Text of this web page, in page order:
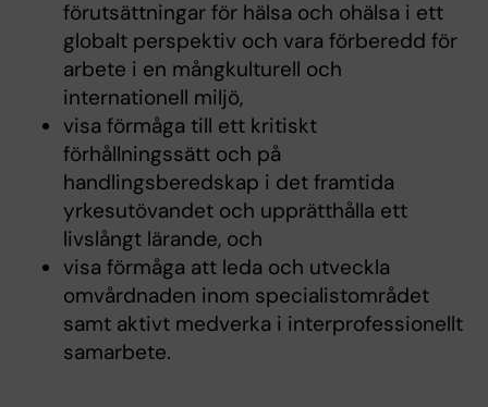
förutsättningar för hälsa och ohälsa i ett
globalt perspektiv och vara förberedd för
arbete i en mångkulturell och
internationell miljö,
visa förmåga till ett kritiskt
förhållningssätt och på
handlingsberedskap i det framtida
yrkesutövandet och upprätthålla ett
livslångt lärande, och
visa förmåga att leda och utveckla
omvårdnaden inom specialistområdet
samt aktivt medverka i interprofessionellt
samarbete.